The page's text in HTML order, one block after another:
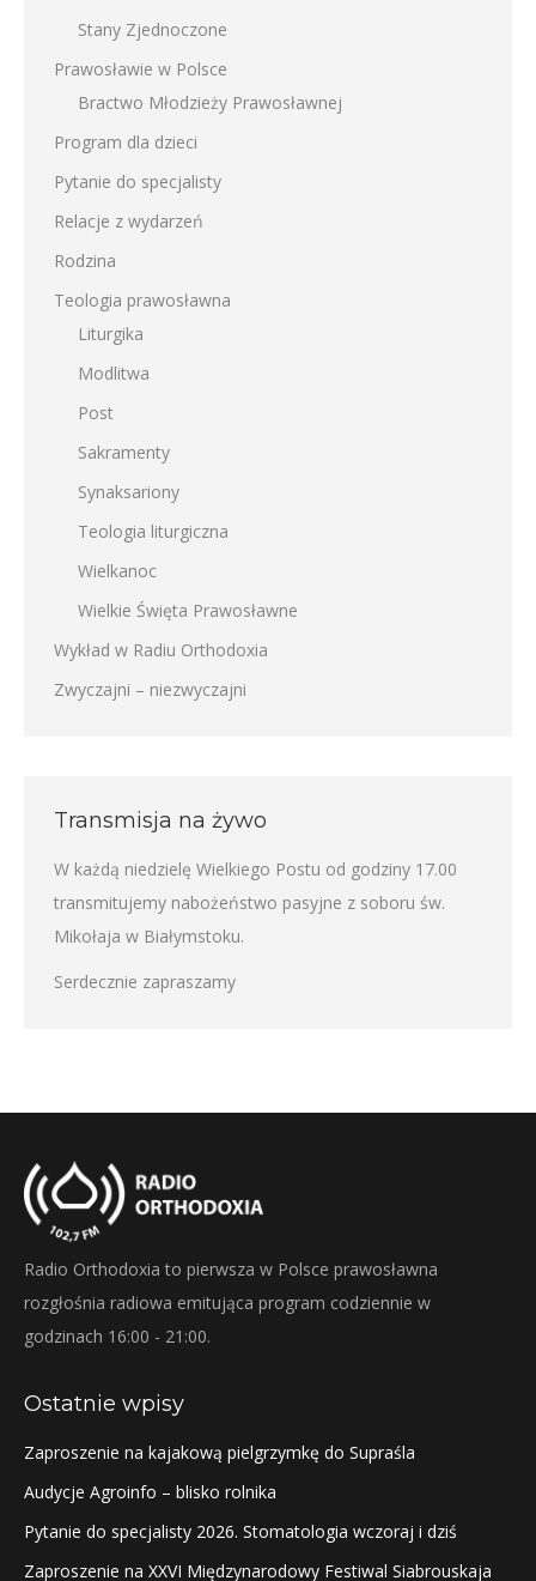
Stany Zjednoczone
Prawosławie w Polsce
Bractwo Młodzieży Prawosławnej
Program dla dzieci
Pytanie do specjalisty
Relacje z wydarzeń
Rodzina
Teologia prawosławna
Liturgika
Modlitwa
Post
Sakramenty
Synaksariony
Teologia liturgiczna
Wielkanoc
Wielkie Święta Prawosławne
Wykład w Radiu Orthodoxia
Zwyczajni – niezwyczajni
Transmisja na żywo
W każdą niedzielę Wielkiego Postu od godziny 17.00
transmitujemy nabożeństwo pasyjne z soboru św.
Mikołaja w Białymstoku.
Serdecznie zapraszamy
Radio Orthodoxia to pierwsza w Polsce prawosławna
rozgłośnia radiowa emitująca program codziennie w
godzinach 16:00 - 21:00.
Ostatnie wpisy
Zaproszenie na kajakową pielgrzymkę do Supraśla
Audycje Agroinfo – blisko rolnika
Pytanie do specjalisty 2026. Stomatologia wczoraj i dziś
Zaproszenie na XXVI Międzynarodowy Festiwal Siabrouskaja